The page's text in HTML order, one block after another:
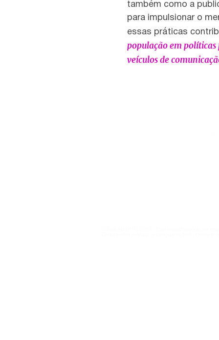
também como a
para impulsionar o
essas práticas
população em políticas
veículos de